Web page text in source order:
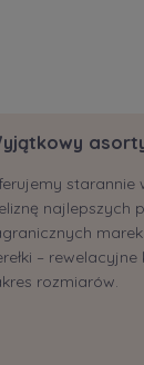
starannie
najlepszych
–
rozmiarów.